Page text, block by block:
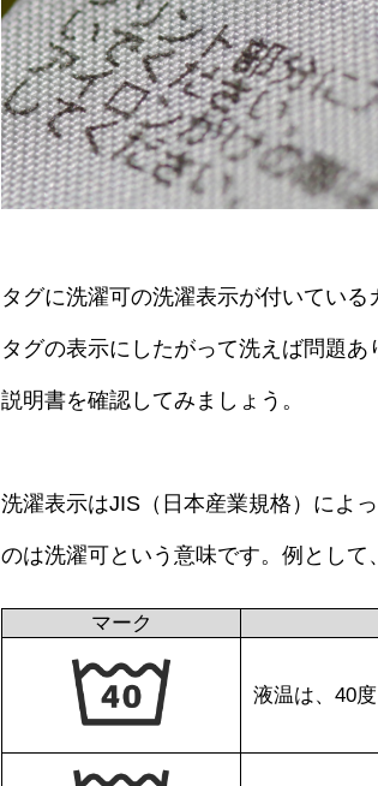
タグに洗濯可の洗濯表示が付いてい
タグの表示にしたがって洗えば問題
説明書を確認してみましょう。
洗濯表示はJIS（日本産業規格）によ
のは洗濯可という意味です。例として
マーク
液温は、40